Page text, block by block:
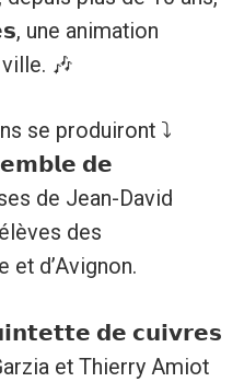
une animation
🎶
se produiront ⤵️
𝗱𝗲
de Jean-David
des
et d’Avignon.
𝗱𝗲 𝗰𝘂𝗶𝘃𝗿𝗲𝘀
et Thierry Amiot